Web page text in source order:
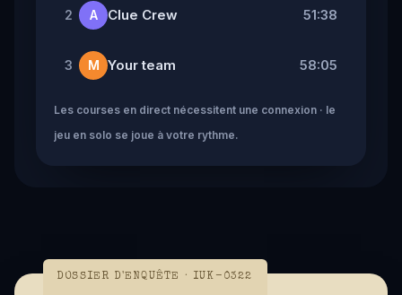
2 A Clue Crew 51:38
3 M Your team 58:05
Les courses en direct nécessitent une connexion · le
jeu en solo se joue à votre rythme.
DOSSIER D'ENQUÊTE · IUK-0322